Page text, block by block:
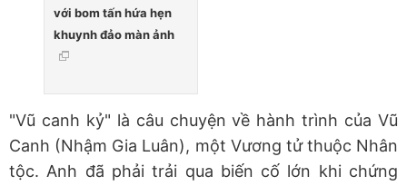
với bom tấn hứa hẹn
khuynh đảo màn ảnh
"Vũ canh kỷ" là câu chuyện về hành trình của Vũ
Canh (Nhậm Gia Luân), một Vương tử thuộc Nhân
tộc. Anh đã phải trải qua biến cố lớn khi chứng